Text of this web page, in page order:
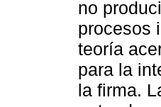
no
procesos
teoría
para la
la firma.